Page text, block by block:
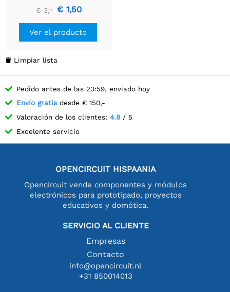
mm
€ 3,- € 1,50
Ver el producto
 Limpiar lista
Pedido antes de las 23:59, enviado hoy
Envío gratis desde € 150,-
Valoración de los clientes: 4.8 / 5
Excelente servicio
OPENCIRCUIT HISPAANIA
Opencircuit vende componentes y módulos
electrónicos para prototipado, proyectos
educativos y domótica.
SERVICIO AL CLIENTE
Empresas
Contacto
info@opencircuit.nl
+31 850014013